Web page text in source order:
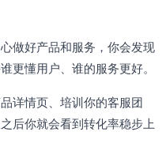
做好产品和服务，你会发现
更懂用户、谁的服务更好。
详情页、培训你的客服团
后你就会看到转化率稳步上